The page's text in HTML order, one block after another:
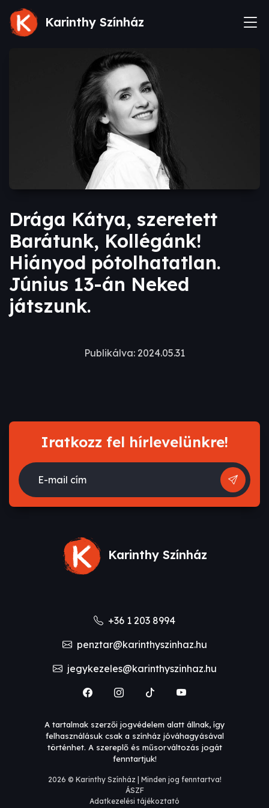
Karinthy Színház
Drága Kátya, szeretett
Barátunk, Kollégánk!
Hiányod pótolhatatlan.
Június 13-án Neked
játszunk.
Publikálva: 2024.05.31
Iratkozz fel hírlevelünkre!
E-mail cím
Karinthy Színház
+36 1 203 8994
penztar@karinthyszinhaz.hu
jegykezeles@karinthyszinhaz.hu
A tartalmak szerzői jogvédelem alatt állnak, így
felhasználásuk csak a színház jóváhagyásával
történhet. A szereplő és műsorváltozás jogát
fenntartjuk!
2026 © Karinthy Színház | Minden jog fenntartva!
ÁSZF
Adatkezelési tájékoztató